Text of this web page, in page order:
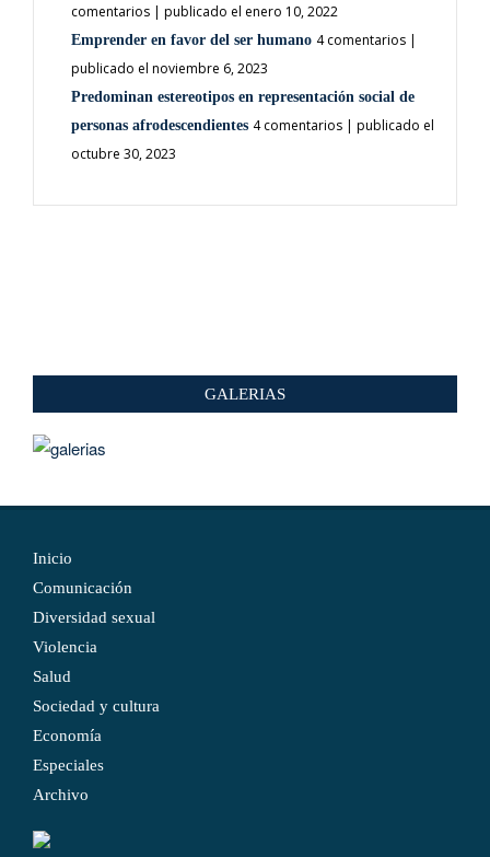
comentarios | publicado el enero 10, 2022
Emprender en favor del ser humano 4 comentarios |
publicado el noviembre 6, 2023
Predominan estereotipos en representación social de
personas afrodescendientes 4 comentarios | publicado el
octubre 30, 2023
GALERIAS
Inicio
Comunicación
Diversidad sexual
Violencia
Salud
Sociedad y cultura
Economía
Especiales
Archivo